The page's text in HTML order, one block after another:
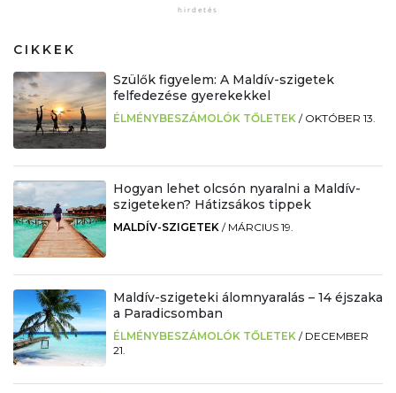
CIKKEK
Szülők figyelem: A Maldív-szigetek
felfedezése gyerekekkel
ÉLMÉNYBESZÁMOLÓK TŐLETEK / OKTÓBER 13.
Hogyan lehet olcsón nyaralni a Maldív-
szigeteken? Hátizsákos tippek
MALDÍV-SZIGETEK / MÁRCIUS 19.
Maldív-szigeteki álomnyaralás – 14 éjszaka
a Paradicsomban
ÉLMÉNYBESZÁMOLÓK TŐLETEK / DECEMBER
21.